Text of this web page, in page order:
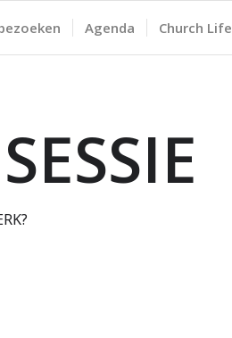
Agenda Church Life